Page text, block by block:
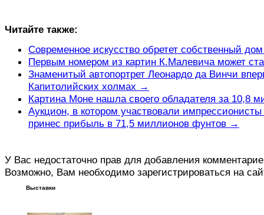
Читайте также:
Современное искусство обретет собственный
Первым номером из картин К.Малевича может
Знаменитый автопортрет Леонардо да Винчи
Капитолийских холмах →
Картина Моне нашла своего обладателя за 10,8
Аукцион, в котором участвовали
принес прибыль в 71,5 миллионов фунтов →
У Вас недостаточно прав для добавления
Возможно, Вам необходимо зарегистрироваться на
Выставки